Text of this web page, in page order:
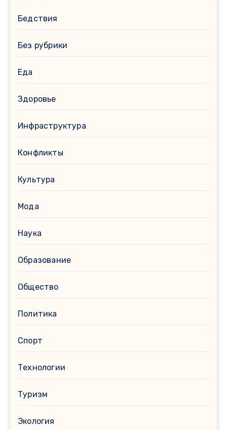
Бедствия
Без рубрики
Еда
Здоровье
Инфраструктура
Конфликты
Культура
Мода
Наука
Образование
Общество
Политика
Спорт
Технологии
Туризм
Экология